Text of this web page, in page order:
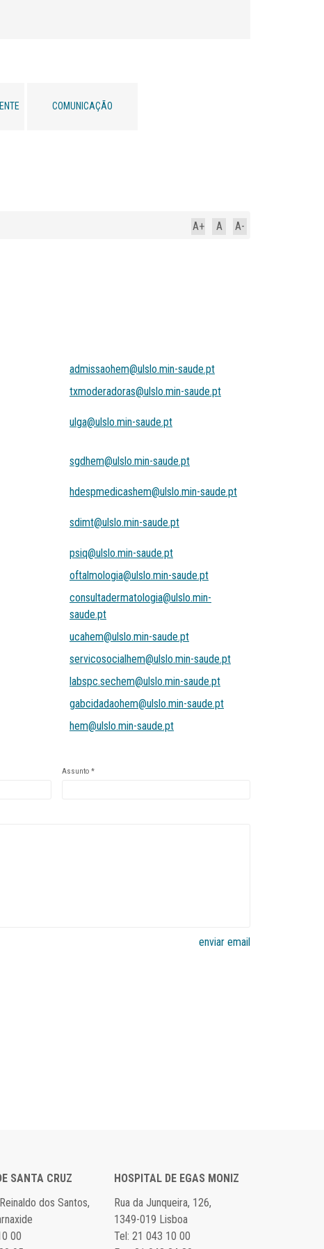
COMUNICAÇÃO
A-
A
A+
admissaohem@ulslo.min-saude.pt
txmoderadoras@ulslo.min-saude.pt
ulga@ulslo.min-saude.pt
sgdhem@ulslo.min-saude.pt
hdespmedicashem@ulslo.min-saude.pt
sdimt@ulslo.min-saude.pt
psiq@ulslo.min-saude.pt
oftalmologia@ulslo.min-saude.pt
consultadermatologia@ulslo.min-
saude.pt
ucahem@ulslo.min-saude.pt
servicosocialhem@ulslo.min-saude.pt
labspc.sechem@ulslo.min-saude.pt
gabcidadaohem@ulslo.min-saude.pt
hem@ulslo.min-saude.pt
Assunto*
enviar email
SANTA CRUZ
dos Santos,
00
HOSPITAL DE EGAS MONIZ
Rua da Junqueira, 126,
1349-019 Lisboa
Tel: 21 043 10 00